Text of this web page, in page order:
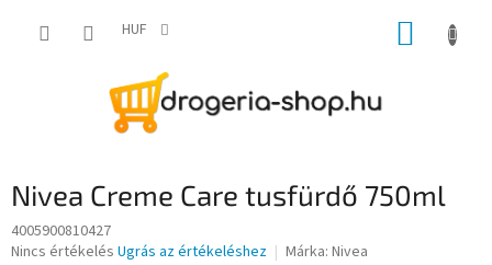
HUF KOSÁR
Nivea Creme Care tusfürdő 750ml
4005900810427
A
Nincs értékelés Ugrás az értékeléshez Márka: Nivea